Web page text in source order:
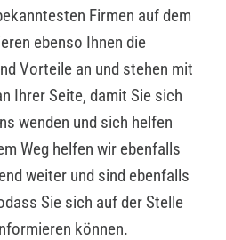
Firmen auf dem
ebenso Ihnen die
Vorteile an und stehen mit
Ihrer Seite, damit Sie sich
wenden und sich helfen
Weg helfen wir ebenfalls
weiter und sind ebenfalls
Sie sich auf der Stelle
können.